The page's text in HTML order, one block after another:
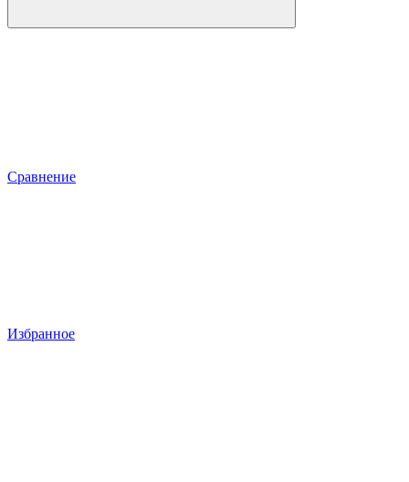
Сравнение
Избранное